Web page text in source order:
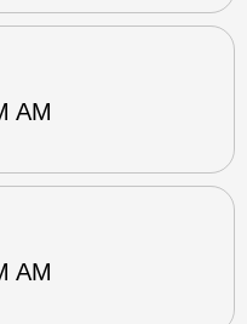
AM
AM